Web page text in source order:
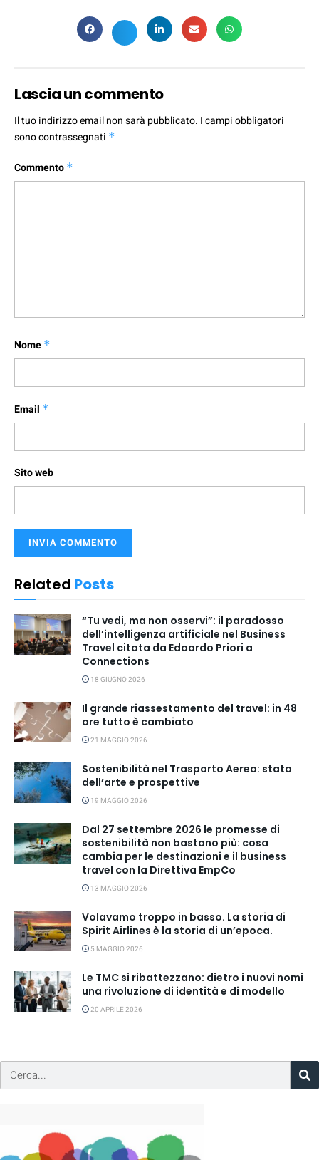
Lascia un commento
Il tuo indirizzo email non sarà pubblicato. I campi obbligatori
sono contrassegnati *
Commento *
Nome *
Email *
Sito web
Related Posts
“Tu vedi, ma non osservi”: il paradosso
dell’intelligenza artificiale nel Business
Travel citata da Edoardo Priori a
Connections
18 GIUGNO 2026
Il grande riassestamento del travel: in 48
ore tutto è cambiato
21 MAGGIO 2026
Sostenibilità nel Trasporto Aereo: stato
dell’arte e prospettive
19 MAGGIO 2026
Dal 27 settembre 2026 le promesse di
sostenibilità non bastano più: cosa
cambia per le destinazioni e il business
travel con la Direttiva EmpCo
13 MAGGIO 2026
Volavamo troppo in basso. La storia di
Spirit Airlines è la storia di un’epoca.
5 MAGGIO 2026
Le TMC si ribattezzano: dietro i nuovi nomi
una rivoluzione di identità e di modello
20 APRILE 2026